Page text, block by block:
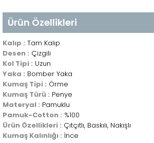
Ürün Özellikleri
Kalıp : Tam Kalıp
Desen : Çizgili
Kol Tipi : Uzun
Yaka : Bomber Yaka
Kumaş Tipi : Örme
Kumaş Türü : Penye
Materyal : Pamuklu
Pamuk-Cotton : %100
Ürün Özellikleri : Çıtçıtlı, Baskılı, Nakışlı
Kumaş Kalınlığı : İnce